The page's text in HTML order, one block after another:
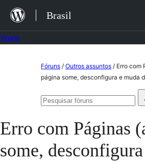
para
o
Brasil
Fóruns / Outros assuntos / Erro com
página some, desconfigura e muda
Pesquisar
Erro com Páginas
some,